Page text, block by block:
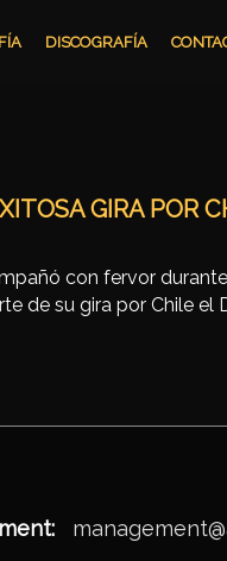
DISCOGRAFÍA
GIRA POR
con fervor
de su gira por Chile el